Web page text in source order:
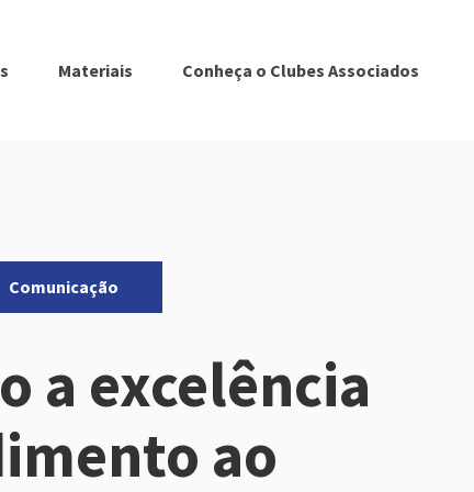
Materiais Conheça o Clubes Associados
Comunicação
a excelência
ao